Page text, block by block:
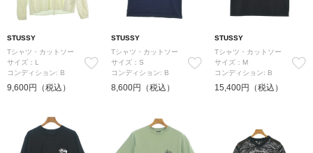
STUSSY
Tシャツ・カットソー
サイズ：L
コンディション: B
9,600円（税込）
STUSSY
Tシャツ・カットソー
サイズ：S
コンディション: B
8,600円（税込）
STUSSY
Tシャツ・カットソー
サイズ：M
コンディション: B
15,400円（税込）